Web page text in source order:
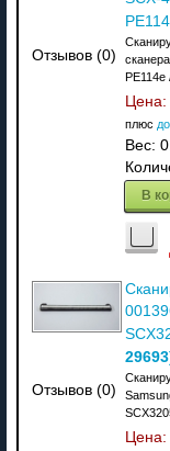
Отзывов (0)
РE114e
Цена:
плюс
Вес:
В
Отзывов (0)
29693
Цена: